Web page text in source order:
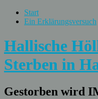
Start
Ein Erklärungsversuch
Hallische
Sterben in
Gestorben wird